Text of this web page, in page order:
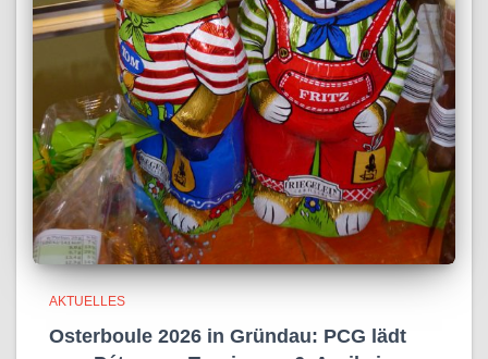
AKTUELLES
Osterboule 2026 in Gründau: PCG lädt